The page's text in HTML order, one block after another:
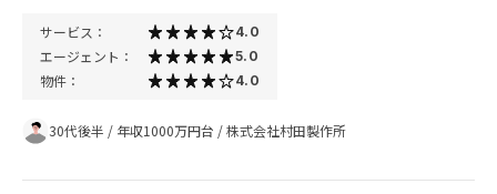
サービス： 4.0
エージェント： 5.0
物件： 4.0
30代後半 / 年収1000万円台 /株式会社村田製作所